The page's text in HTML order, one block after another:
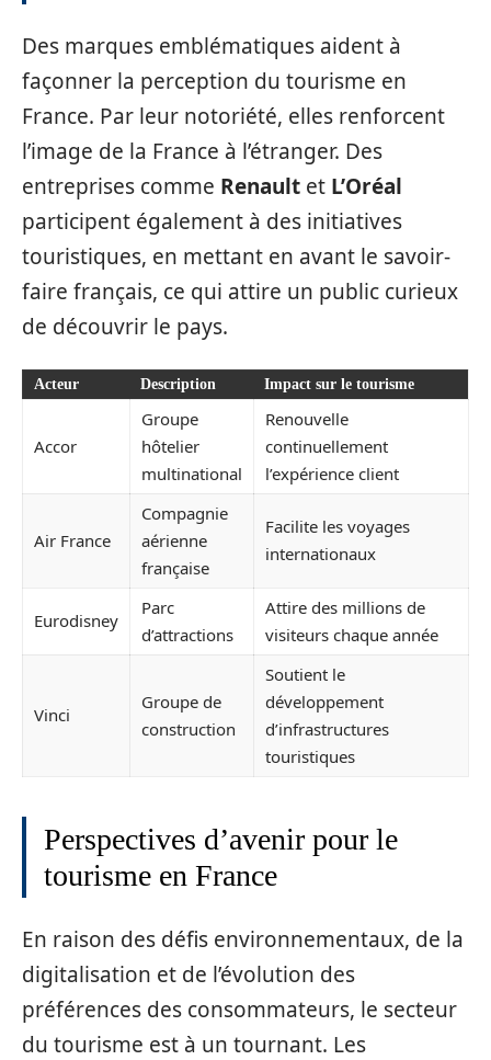
Des marques emblématiques aident à
façonner la perception du tourisme en
France. Par leur notoriété, elles renforcent
l’image de la France à l’étranger. Des
entreprises comme Renault et L’Oréal
participent également à des initiatives
touristiques, en mettant en avant le savoir-
faire français, ce qui attire un public curieux
de découvrir le pays.
Acteur Description Impact sur le tourisme
Accor
Groupe
hôtelier
multinational
Renouvelle
continuellement
l’expérience client
Air France
Compagnie
aérienne
française
Facilite les voyages
internationaux
Eurodisney
Parc
d’attractions
Attire des millions de
visiteurs chaque année
Vinci
Groupe de
construction
Soutient le
développement
d’infrastructures
touristiques
Perspectives d’avenir pour le
tourisme en France
En raison des défis environnementaux, de la
digitalisation et de l’évolution des
préférences des consommateurs, le secteur
du tourisme est à un tournant. Les